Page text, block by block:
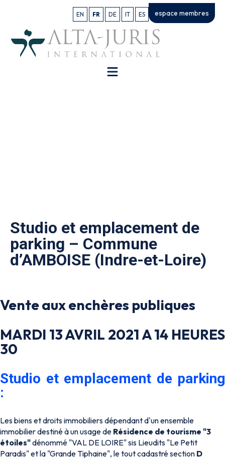
EN FR DE IT ES espace membres
Studio et emplacement de
parking – Commune
d’AMBOISE (Indre-et-Loire)
Vente aux enchères publiques
MARDI 13 AVRIL 2021 A 14 HEURES
30
Studio et emplacement de parking
:
Les biens et droits immobiliers dépendant d'un ensemble
immobilier destiné à un usage de Résidence de tourisme "3
étoiles"dénommé "VAL DE LOIRE" sis Lieudits "Le Petit
Paradis" et la "Grande Tiphaine", le tout cadastré section D